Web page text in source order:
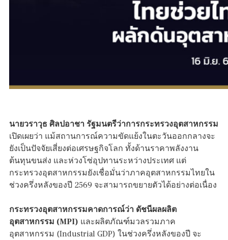
นายวราวุธ ศิลปอาชา รัฐมนตรีว่าการกระทรวงอุตสาหกรรม
เปิดเผยว่า แม้สถานการณ์ความขัดแย้งในตะวันออกกลางจะ
ยังเป็นปัจจัยเสี่ยงต่อเศรษฐกิจโลก ทั้งด้านราคาพลังงาน
ต้นทุนขนส่ง และห่วงโซ่อุปทานระหว่างประเทศ แต่
กระทรวงอุตสาหกรรมยังเชื่อมั่นว่าภาคอุตสาหกรรมไทยใน
ช่วงครึ่งหลังของปี 2569 จะสามารถขยายตัวได้อย่างต่อเนื่อง
กระทรวงอุตสาหกรรมคาดการณ์ว่า ดัชนีผลผลิต
อุตสาหกรรม (MPI) และผลิตภัณฑ์มวลรวมภาค
อุตสาหกรรม (Industrial GDP) ในช่วงครึ่งหลังของปี จะ